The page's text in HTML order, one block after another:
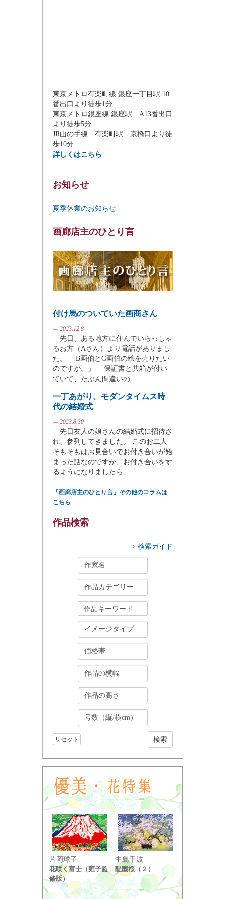
東京メトロ有楽町線 銀座一丁目駅 10
番出口より徒歩1分
東京メトロ銀座線 銀座駅 A13番出口
より徒歩5分
JR山の手線 有楽町駅 京橋口より徒
歩10分
詳しくはこちら
お知らせ
夏季休業のお知らせ
画廊店主のひとり言
付け馬のついていた画商さん
— 2023.12.8
先日、ある地方に住んでいらっしゃ
るお方（Aさん）より電話がありまし
た。 「B画伯とG画伯の絵を売りたい
のですが。」 「保証書と共箱が付い
ていて、たぶん間違いの...
一丁あがり、モダンタイムス時
代の結婚式
— 2023.8.30
先日友人の娘さんの結婚式に招待さ
れ、参列してきました。 このお二人
そもそもはお見合いでお付き合いが始
まった話なのですが、お付き合いをす
るようになりましたら、...
「画廊店主のひとり言」その他のコラムは
こちら
作品検索
> 検索ガイド
リセット
片岡球子
花咲く富士（雍子監
修版）
中島千波
醍醐桜（２）
り ...